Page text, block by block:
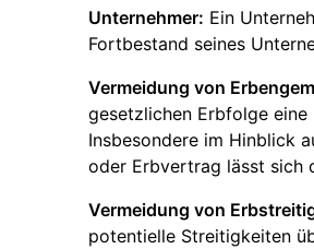
Unternehmer: Ein
Fortbestand seines
Vermeidung von
gesetzlichen Erbfolge eine
Insbesondere im Hinblick
oder Erbvertrag lässt sich
Vermeidung von
potentielle Streitigkeiten